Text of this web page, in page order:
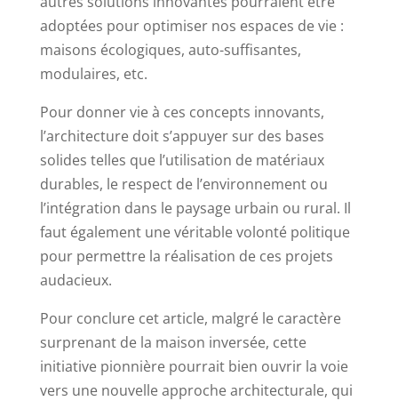
adoptées pour optimiser nos espaces de vie :
maisons écologiques, auto-suffisantes,
modulaires, etc.
Pour donner vie à ces concepts innovants,
l’architecture doit s’appuyer sur des bases
solides telles que l’utilisation de matériaux
durables, le respect de l’environnement ou
l’intégration dans le paysage urbain ou rural. Il
faut également une véritable volonté politique
pour permettre la réalisation de ces projets
audacieux.
Pour conclure cet article, malgré le caractère
surprenant de la maison inversée, cette
initiative pionnière pourrait bien ouvrir la voie
vers une nouvelle approche architecturale, qui